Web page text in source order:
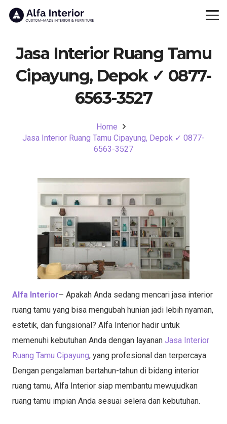
Jasa Interior Ruang Tamu
Cipayung, Depok ✓ 0877-
6563-3527
Home
Jasa Interior Ruang Tamu Cipayung, Depok ✓ 0877-
6563-3527
Alfa Interior– Apakah Anda sedang mencari jasa interior
ruang tamu yang bisa mengubah hunian jadi lebih nyaman,
estetik, dan fungsional? Alfa Interior hadir untuk
memenuhi kebutuhan Anda dengan layanan Jasa Interior
Ruang Tamu Cipayung, yang profesional dan terpercaya.
Dengan pengalaman bertahun-tahun di bidang interior
ruang tamu, Alfa Interior siap membantu mewujudkan
ruang tamu impian Anda sesuai selera dan kebutuhan.